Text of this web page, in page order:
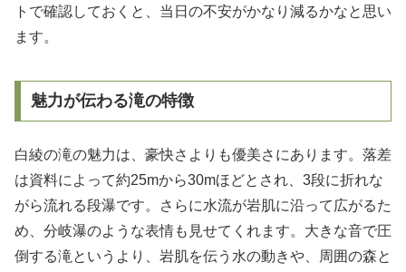
トで確認しておくと、当日の不安がかなり減るかなと思い
ます。
魅力が伝わる滝の特徴
白綾の滝の魅力は、豪快さよりも優美さにあります。落差
は資料によって約25mから30mほどとされ、3段に折れな
がら流れる段瀑です。さらに水流が岩肌に沿って広がるた
め、分岐瀑のような表情も見せてくれます。大きな音で圧
倒する滝というより、岩肌を伝う水の動きや、周囲の森と